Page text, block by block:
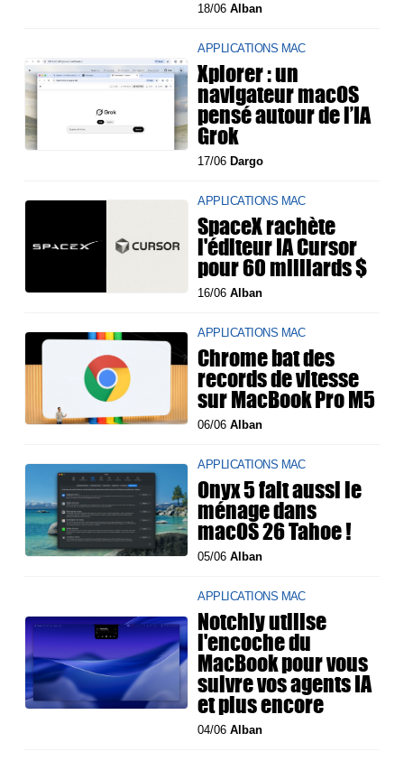
18/06Alban
APPLICATIONS MAC
Xplorer : un
navigateur macOS
pensé autour de l’IA
Grok
17/06Dargo
APPLICATIONS MAC
SpaceX rachète
l'éditeur IA Cursor
pour 60 milliards $
16/06Alban
APPLICATIONS MAC
Chrome bat des
records de vitesse
sur MacBook Pro M5
06/06Alban
APPLICATIONS MAC
Onyx 5 fait aussi le
ménage dans
macOS 26 Tahoe !
05/06Alban
APPLICATIONS MAC
Notchly utilise
l'encoche du
MacBook pour vous
suivre vos agents IA
et plus encore
04/06Alban